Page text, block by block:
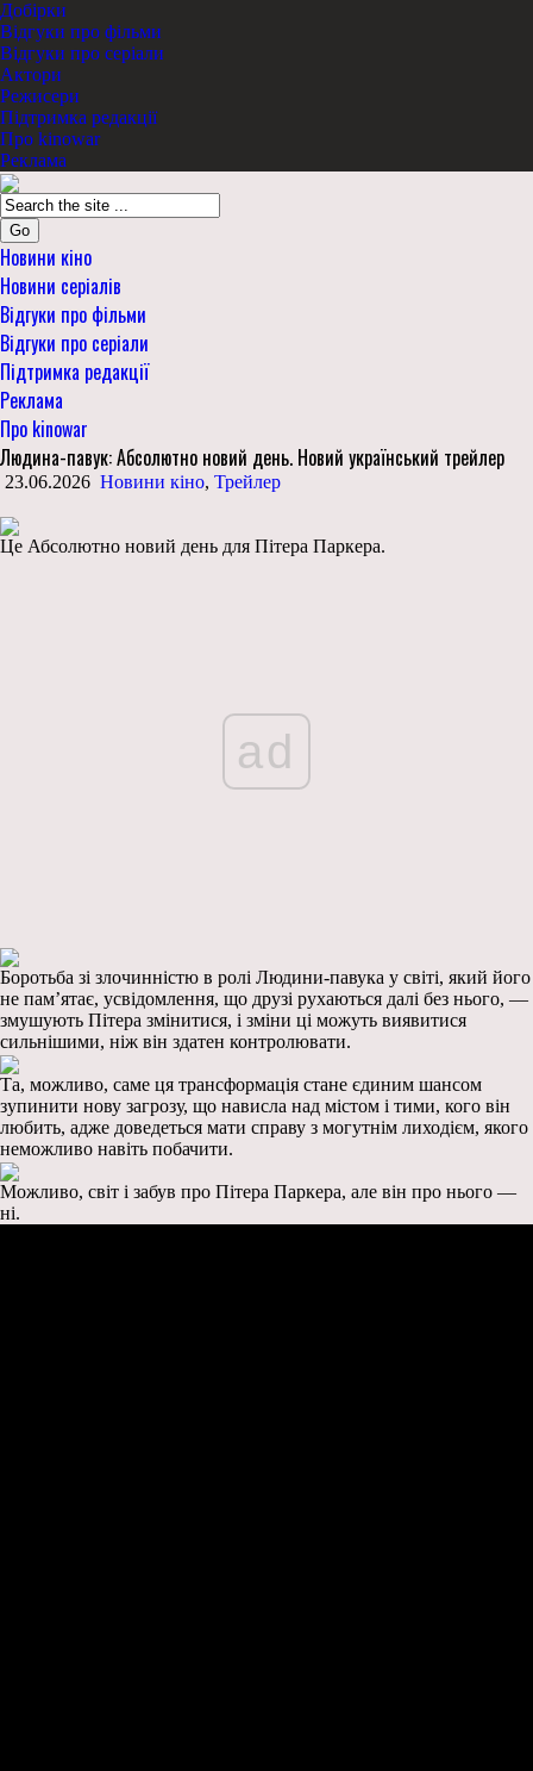
Добірки
Відгуки про фільми
Відгуки про серіали
Актори
Режисери
Підтримка редакції
Про kinowar
Реклама
Go
Новини кіно
Новини серіалів
Відгуки про фільми
Відгуки про серіали
Підтримка редакції
Реклама
Про kinowar
Людина-павук: Абсолютно новий день. Новий український трейлер
23.06.2026 Новини кіно, Трейлер
Це Абсолютно новий день для Пітера Паркера.
ad
Боротьба зі злочинністю в ролі Людини-павука у світі, який його
не пам’ятає, усвідомлення, що друзі рухаються далі без нього, —
змушують Пітера змінитися, і зміни ці можуть виявитися
сильнішими, ніж він здатен контролювати.
Та, можливо, саме ця трансформація стане єдиним шансом
зупинити нову загрозу, що нависла над містом і тими, кого він
любить, адже доведеться мати справу з могутнім лиходієм, якого
неможливо навіть побачити.
Можливо, світ і забув про Пітера Паркера, але він про нього —
ні.